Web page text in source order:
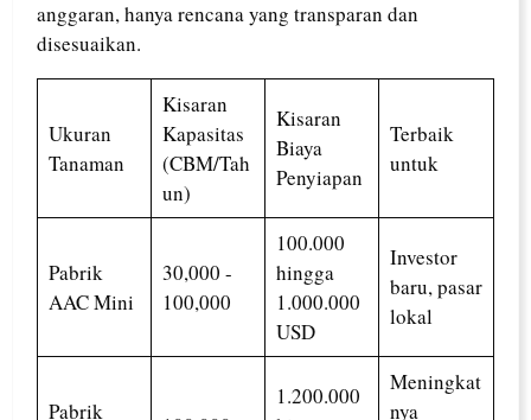
anggaran, hanya rencana yang transparan dan
disesuaikan.
Ukuran
Tanaman
Kisaran
Kapasitas
(CBM/Tah
un)
Kisaran
Biaya
Penyiapan
Terbaik
untuk
Pabrik
AAC Mini
30,000 -
100,000
100.000
hingga
1.000.000
USD
Investor
baru, pasar
lokal
Pabrik
1.200.000
Meningkat
nya